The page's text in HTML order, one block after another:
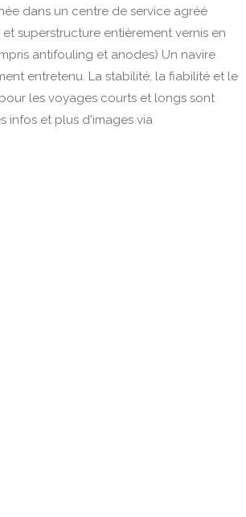
dans un centre de service agréé
et superstructure entièrement vernis en
antifouling et anodes) Un navire
entretenu. La stabilité, la fiabilité et le
les voyages courts et longs sont
infos et plus d'images via